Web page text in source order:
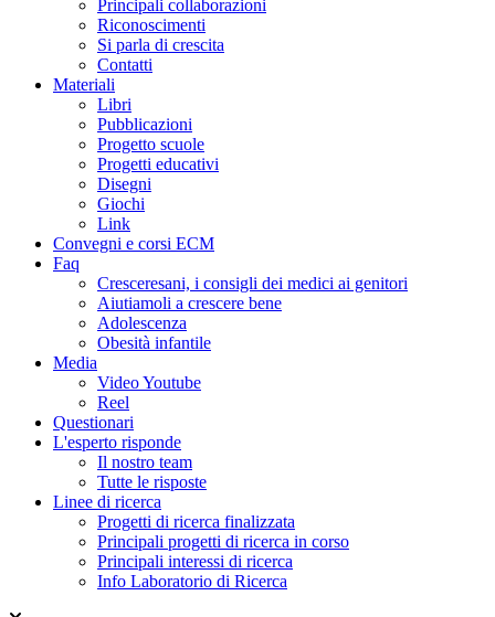
Principali collaborazioni
Riconoscimenti
Si parla di crescita
Contatti
Materiali
Libri
Pubblicazioni
Progetto scuole
Progetti educativi
Disegni
Giochi
Link
Convegni e corsi ECM
Faq
Cresceresani, i consigli dei medici ai genitori
Aiutiamoli a crescere bene
Adolescenza
Obesità infantile
Media
Video Youtube
Reel
Questionari
L'esperto risponde
Il nostro team
Tutte le risposte
Linee di ricerca
Progetti di ricerca finalizzata
Principali progetti di ricerca in corso
Principali interessi di ricerca
Info Laboratorio di Ricerca